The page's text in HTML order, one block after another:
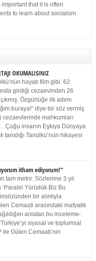
that it is often
to learn about socialism
OKUMALISINIZ
hayatı film gibi. 62
girdiği cezaevinden 26
Özgürlüğe ilk adımı
buraya!” diye bir söz vermiş
cezaevlerinde mahkumları
Çoğu insanın Eşkıya Dünyaya
Tanülkü’nün hikayesi
itham ediyorum!”
tam metni: Sözlerime 3 yıl
‘Paralel Yürüdük Biz Bu
bir alıntıyla
Cemaati arasındaki mafyatik
anlatan bu inceleme-
siyasal ve toplumsal
Gülen Cemaati’nin